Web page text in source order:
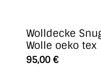
Wolldecke
Wolle oeko tex
95,00 €